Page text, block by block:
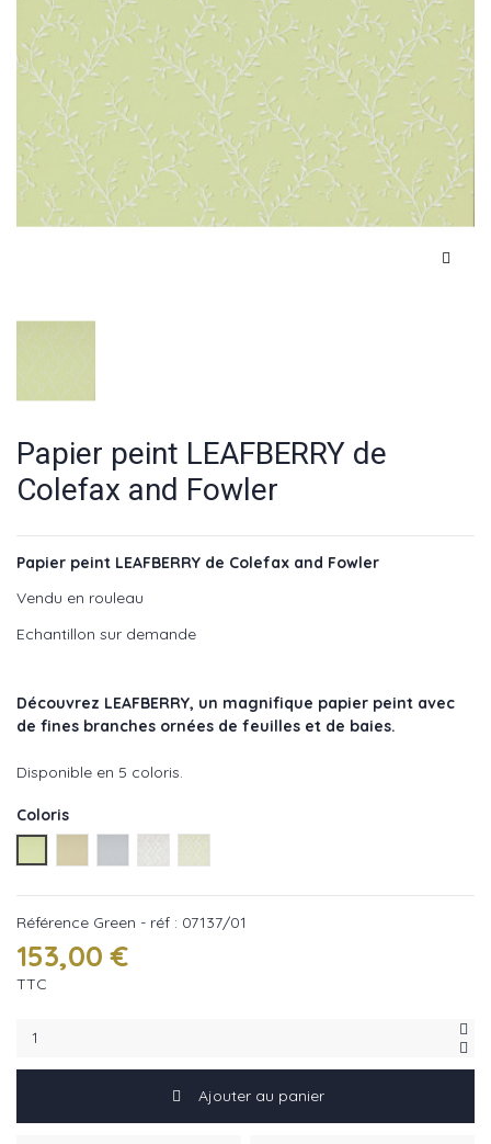
Papier peint LEAFBERRY de
Colefax and Fowler
Papier peint LEAFBERRY de Colefax and Fowler
Vendu en rouleau
Echantillon sur demande
Découvrez LEAFBERRY, un magnifique papier peint avec
de fines branches ornées de feuilles et de baies.
Disponible en 5 coloris.
Coloris
Référence Green - réf : 07137/01
153,00 €
TTC
Ajouter au panier